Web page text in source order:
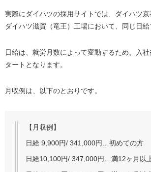
実際にダイハツの採用サイトでは、ダイハツ京
ダイハツ滋賀（竜王）工場において、同じ日給
日給は、就労月数によって変動するため、入
タートとなります。
月収例は、以下のとおりです。
【月収例】
日給 9,900円/ 341,000円…初めての方
日給10,100円/ 347,000円…満12ヶ月以